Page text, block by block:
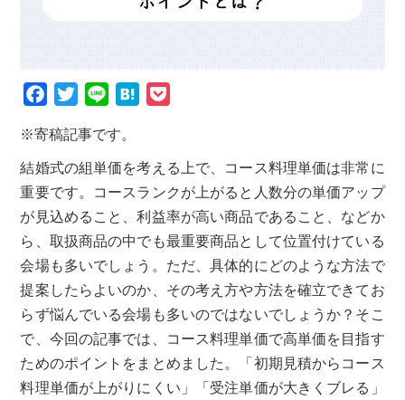
c
e
b
o
o
k
i
t
t
e
r
n
e
H
e
n
a
k
e
t
※寄稿記事です。
結婚式の組単価を考える上で、コース料理単価は非常に
重要です。コースランクが上がると人数分の単価アップ
が見込めること、利益率が高い商品であること、などか
ら、取扱商品の中でも最重要商品として位置付けている
会場も多いでしょう。ただ、具体的にどのような方法で
提案したらよいのか、その考え方や方法を確立できてお
らず悩んでいる会場も多いのではないでしょうか？そこ
で、今回の記事では、コース料理単価で高単価を目指す
ためのポイントをまとめました。「初期見積からコース
料理単価が上がりにくい」「受注単価が大きくブレる」